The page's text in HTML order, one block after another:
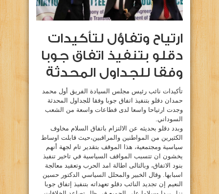
ارتياح وتفاؤل لتأكيدات
دقلو بتنفيذ اتفاق جوبا
وفقا للجداول المحدثة
تأكيدات نائب رئيس مجلس السيادة الفريق أول محمد
حمدان دقلو بتنفيذ اتفاق جوبا وفقا للجداول المحدثة
وجدت ارتياحا واسعا لدى قطاعات واسعة من الشعب
السوداني.
وبدد دقلو بحديثه عن الالتزام باتفاق السلام مخاوف
الكثيرين من المواطنين والمراقبين،حيث قابلت اوساط
سياسية ومجتمعية، هذا الموقف بتقدير تام لجهة أنهم
يخشون ان تتسبب المواقف السياسية في تاخير تنفيذ
بنود الاتفاق، وبالتالى اطالة امد الحرب وتعقيد معالجة
اسبابها. وقال الخبير والمحلل السياسي الدكتور حسين
النعيم إن تجديد النائب دقلو تعهداته بتنفيذ إتفاق جوبا